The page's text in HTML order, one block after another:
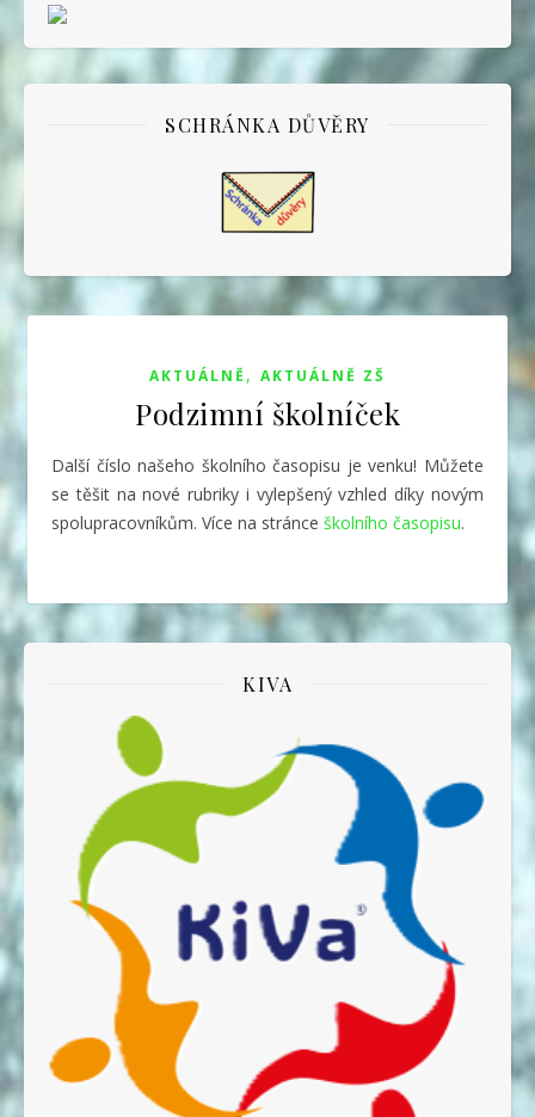
SCHRÁNKA DŮVĚRY
AKTUÁLNĚ , AKTUÁLNĚ ZŠ
Podzimní školníček
Další číslo našeho školního časopisu je venku! Můžete
se těšit na nové rubriky i vylepšený vzhled díky novým
spolupracovníkům. Více na stránce školního časopisu.
KIVA